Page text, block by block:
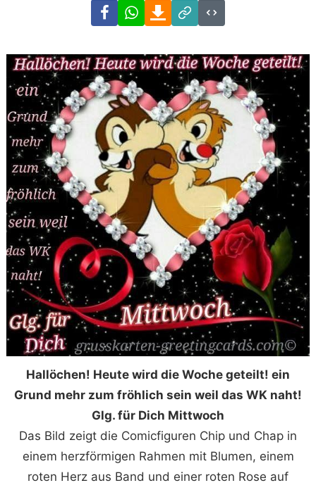
FacebookWhatsAppDownload
Link
Code
Hallöchen! Heute wird die Woche geteilt! ein
Grund mehr zum fröhlich sein weil das WK naht!
Glg. für Dich Mittwoch
Das Bild zeigt die Comicfiguren Chip und Chap in
einem herzförmigen Rahmen mit Blumen, einem
roten Herz aus Band und einer roten Rose auf